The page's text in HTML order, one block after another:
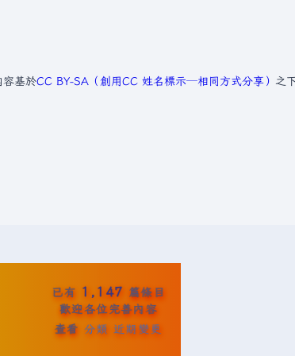
容基於CC BY-SA（創用CC 姓名標示─相同方式分享） 之
已有 1,147 篇條目
歡迎各位完善內容
查看 分類 近期變更